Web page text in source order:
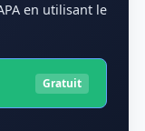
en utilisant le
Gratuit